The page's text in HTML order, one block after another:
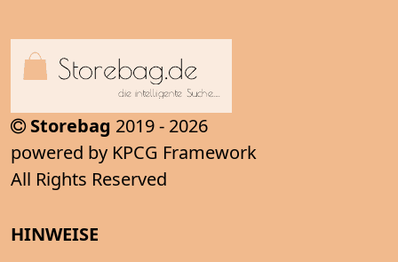
Storebag 2019 - 2026
powered by KPCG Framework
All Rights Reserved
HINWEISE